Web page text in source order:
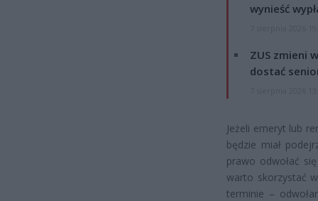
wynieść
ZUS zmieni
dostać
Jeżeli emeryt lub
będzie miał
prawo odwołać
warto skorzystać
terminie –